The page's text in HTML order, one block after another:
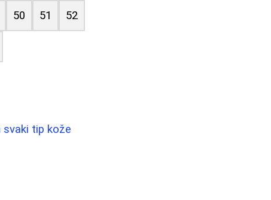
50 51 52
svaki tip kože